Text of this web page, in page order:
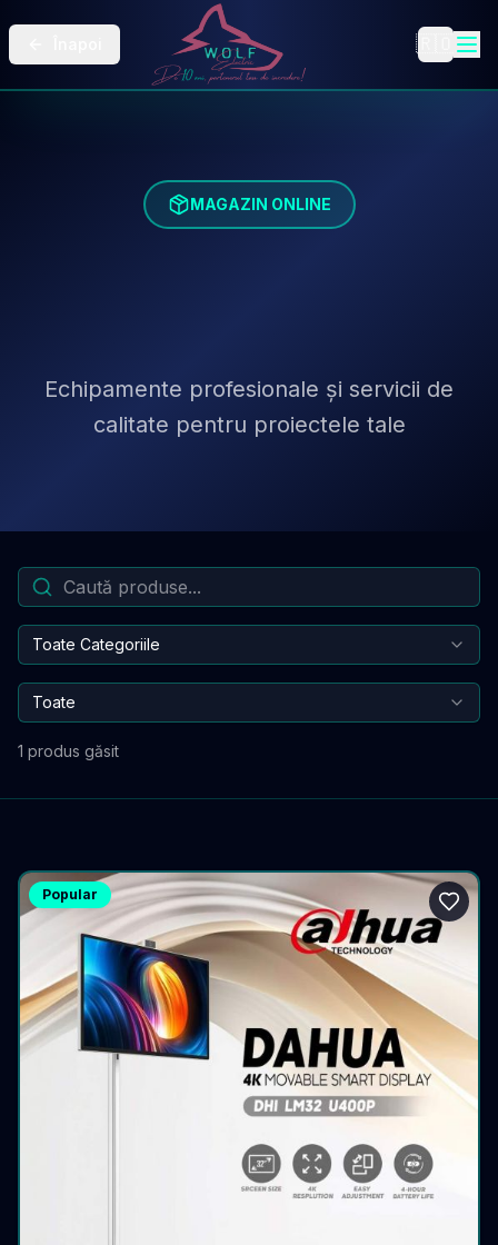
🇷🇴
MAGAZIN ONLINE
Echipamente profesionale și servicii de
calitate pentru proiectele tale
Toate Categoriile
Toate
1 produs găsit
Popular